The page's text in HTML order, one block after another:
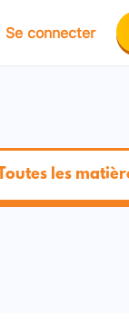
Se connecter
Toutes les